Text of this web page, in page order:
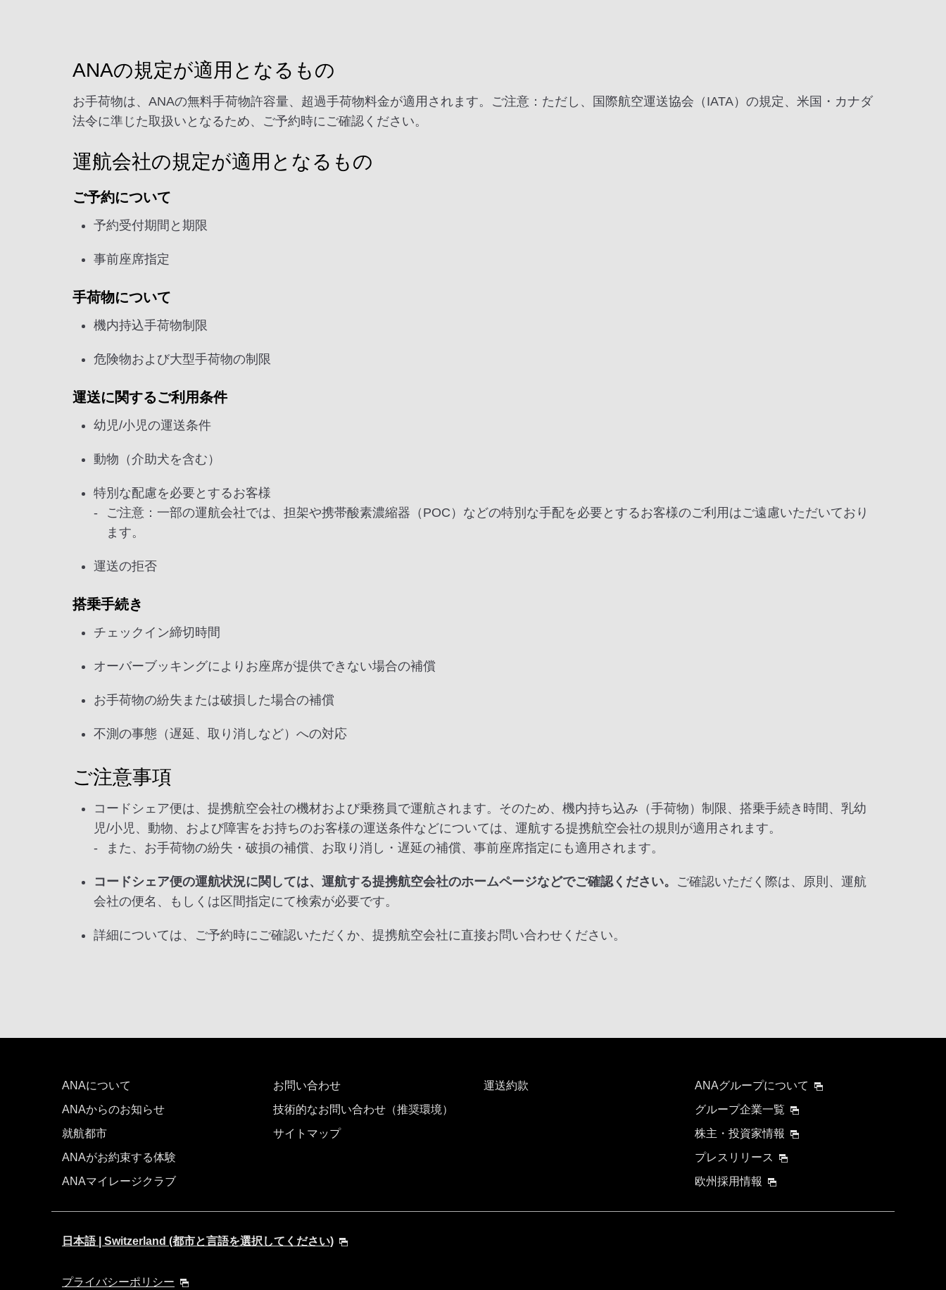
ANAの規定が適用となるもの
お手荷物は、ANAの無料手荷物許容量、超過手荷物料金が適用されます。ご注意：ただし、国際航空運送協会（IATA）の規定、米国・カナダ
法令に準じた取扱いとなるため、ご予約時にご確認ください。
運航会社の規定が適用となるもの
ご予約について
予約受付期間と期限
事前座席指定
手荷物について
機内持込手荷物制限
危険物および大型手荷物の制限
運送に関するご利用条件
幼児/小児の運送条件
動物（介助犬を含む）
特別な配慮を必要とするお客様
ご注意：一部の運航会社では、担架や携帯酸素濃縮器（POC）などの特別な手配を必要とするお客様のご利用はご遠慮いただいており
ます。
運送の拒否
搭乗手続き
チェックイン締切時間
オーバーブッキングによりお座席が提供できない場合の補償
お手荷物の紛失または破損した場合の補償
不測の事態（遅延、取り消しなど）への対応
ご注意事項
コードシェア便は、提携航空会社の機材および乗務員で運航されます。そのため、機内持ち込み（手荷物）制限、搭乗手続き時間、乳幼
児/小児、動物、および障害をお持ちのお客様の運送条件などについては、運航する提携航空会社の規則が適用されます。
また、お手荷物の紛失・破損の補償、お取り消し・遅延の補償、事前座席指定にも適用されます。
コードシェア便の運航状況に関しては、運航する提携航空会社のホームページなどでご確認ください。 ご確認いただく際は、原則、運航
会社の便名、もしくは区間指定にて検索が必要です。
詳細については、ご予約時にご確認いただくか、提携航空会社に直接お問い合わせください。
ANAについて
ANAからのお知らせ
就航都市
ANAがお約束する体験
ANAマイレージクラブ
お問い合わせ
技術的なお問い合わせ（推奨環境）
サイトマップ
運送約款
ANAグループについて
グループ企業一覧
株主・投資家情報
プレスリリース
欧州採用情報
日本語 | Switzerland (都市と言語を選択してください)
プライバシーポリシー